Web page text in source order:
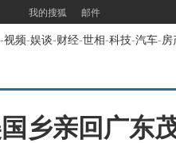
我的搜狐 邮件
-视频-娱谈-财经-世相-科技-汽车-房
乡亲回广东